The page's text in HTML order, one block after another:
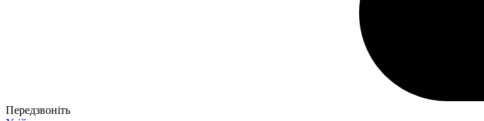
Передзвоніть